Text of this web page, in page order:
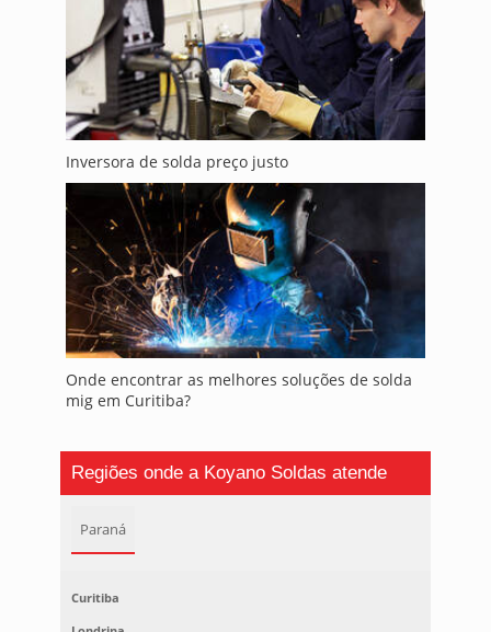
Inversora de solda preço justo
Onde encontrar as melhores soluções de solda
mig em Curitiba?
Regiões onde a Koyano Soldas atende
Paraná
Curitiba